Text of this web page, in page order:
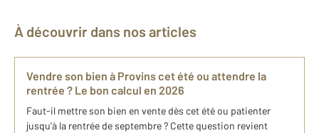
À découvrir dans nos articles
Vendre son bien à Provins cet été ou attendre la
rentrée ? Le bon calcul en 2026
Faut-il mettre son bien en vente dès cet été ou patienter
jusqu'à la rentrée de septembre ? Cette question revient